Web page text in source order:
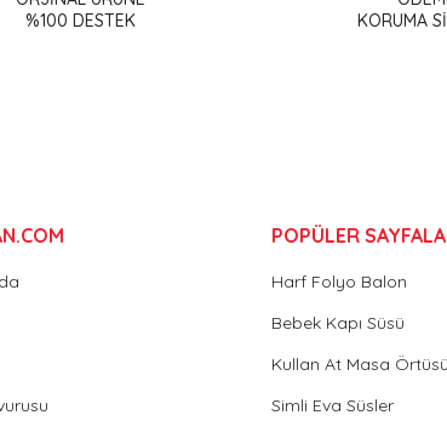
%100 DESTEK
KORUMA
POPÜLER
Harf Folyo Balon
Bebek Kapı Süsü
Kullan At Masa Örtüsü
Simli Eva Süsler